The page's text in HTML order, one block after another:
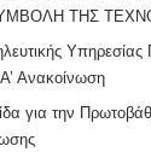
ΤΗΣ
Υπηρεσίας
Ανακοίνωση
για την